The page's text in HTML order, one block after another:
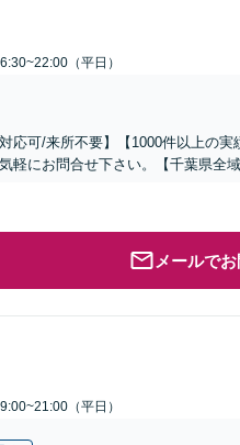
（平日）
応可/来所不要】【1000件以上の
にお問合せ下さい。【千葉県全域
メールで
（平日）